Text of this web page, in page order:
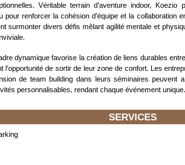
Véritable terrain d’aventure indoor,
pour renforcer la cohésion d’équipe et la collaboration
surmonter divers défis mêlant agilité mentale et
dynamique favorise la création de liens durables
l’opportunité de sortir de leur zone de confort. Les
de team building dans leurs séminaires peuvent
personnalisables, rendant chaque événement unique.
SERVICES